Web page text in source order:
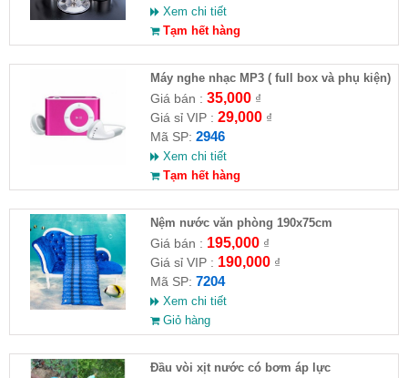
Xem chi tiết
Tạm hết hàng
Máy nghe nhạc MP3 ( full box và phụ kiện)
Giá bán : 35,000₫
Giá sỉ VIP : 29,000₫
Mã SP: 2946
Xem chi tiết
Tạm hết hàng
Nệm nước văn phòng 190x75cm
Giá bán : 195,000₫
Giá sỉ VIP : 190,000₫
Mã SP: 7204
Xem chi tiết
Giỏ hàng
Đầu vòi xịt nước có bơm áp lực